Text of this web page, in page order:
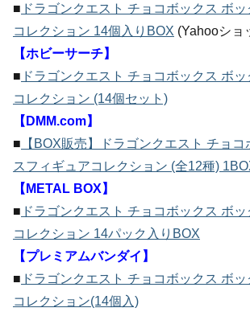
■ ドラゴンクエスト チョコボックス ボ
コレクション 14個入りBOX (Yahooショ
【ホビーサーチ】
■ ドラゴンクエスト チョコボックス ボ
コレクション (14個セット)
【DMM.com】
■ 【BOX販売】ドラゴンクエスト チョコ
スフィギュアコレクション (全12種)
【METAL BOX】
■ ドラゴンクエスト チョコボックス ボ
コレクション 14パック入りBOX
【プレミアムバンダイ】
■ ドラゴンクエスト チョコボックス ボ
コレクション(14個入)